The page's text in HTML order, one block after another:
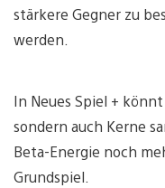
stärkere Gegner zu
werden.
In Neues Spiel +
sondern auch Kerne
Beta-Energie noch
Grundspiel.